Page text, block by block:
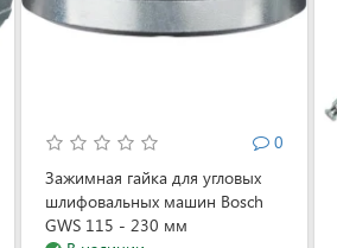
0
Зажимная гайка для угловых
шлифовальных машин Bosch
GWS 115 - 230 мм